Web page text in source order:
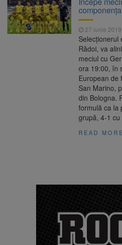
7,50%
7 august 2026
1 octombrie,
pentru șoferi și transportatori.
noul sistem de taxare rutieră
7 august, Ziua
a Berii. Sărbătoarea este
200 de orașe din lume
Facturi mai mari
toamnă. Unele tarife se apropie
27 iunie 2019
Selecţionerul
Rădoi, va
meciul cu
ora 19:00, în
European de
San Marino,
din Bologna.
formulă ca la
grupă, 4-1
READ MORE